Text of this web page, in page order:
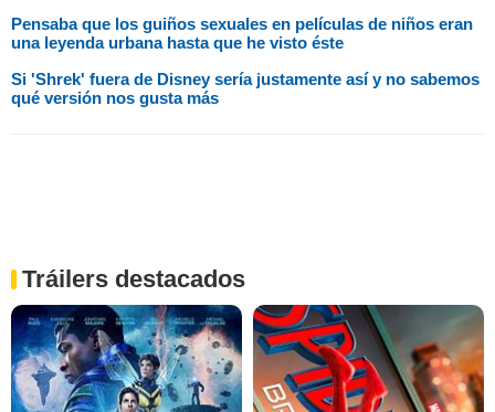
Pensaba que los guiños sexuales en películas de niños eran
una leyenda urbana hasta que he visto éste
Si 'Shrek' fuera de Disney sería justamente así y no sabemos
qué versión nos gusta más
Tráilers destacados